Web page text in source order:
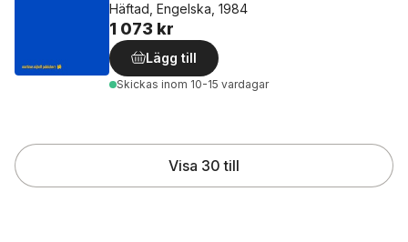
Häftad, Engelska, 1984
1 073 kr
Lägg till
Skickas inom 10-15 vardagar
Visa 30 till